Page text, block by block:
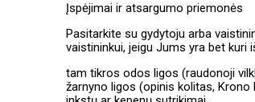
Įspėjimai ir atsargumo priemonės
Pasitarkite su gydytoju arba
vaistininkui, jeigu Jums yra bet kuri
tam tikros odos ligos (raudonoji
žarnyno ligos (opinis kolitas, Krono